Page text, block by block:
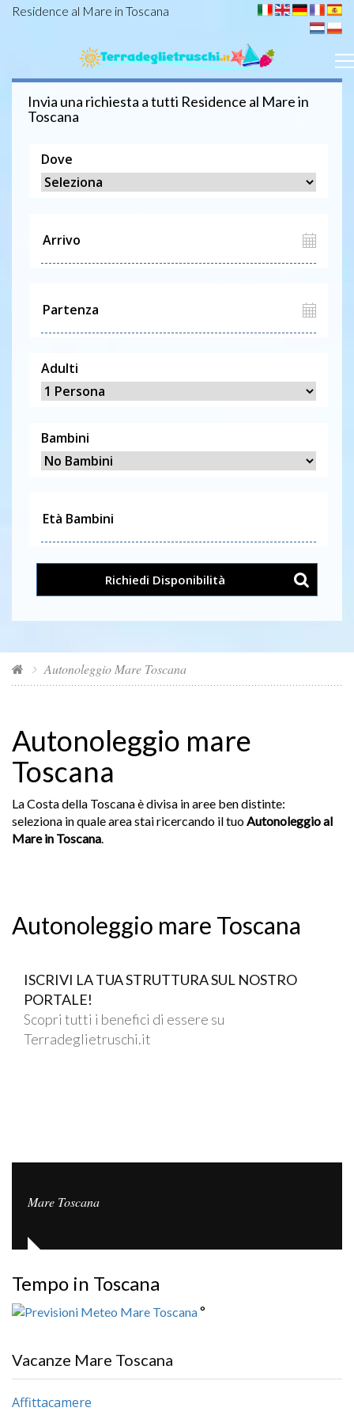
Residence al Mare in Toscana
Invia una richiesta a tutti Residence al Mare in
Toscana
Dove
Adulti
Bambini
Richiedi Disponibilità
Autonoleggio Mare Toscana
Autonoleggio mare
Toscana
La Costa della Toscana è divisa in aree ben distinte:
seleziona in quale area stai ricercando il tuo Autonoleggio al
Mare in Toscana
Autonoleggio mare Toscana
ISCRIVI LA TUA STRUTTURA SUL NOSTRO
PORTALE!
Scopri tutti i benefici di essere su
Terradeglietruschi.it
Mare Toscana
Tempo in Toscana
°
Vacanze Mare Toscana
Affittacamere